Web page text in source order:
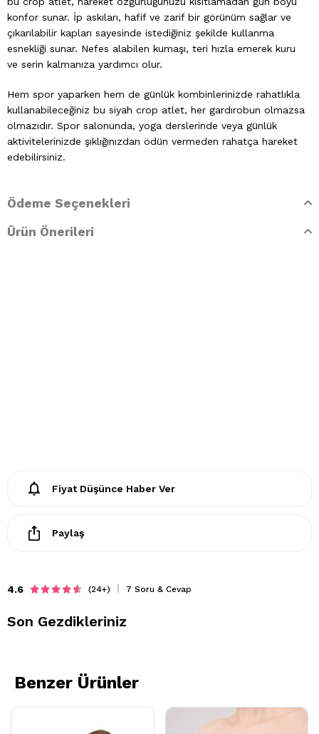
konfor sunar. İp askıları, hafif ve zarif bir görünüm sağlar ve
çıkarılabilir kapları sayesinde istediğiniz şekilde kullanma
esnekliği sunar. Nefes alabilen kumaşı, teri hızla emerek kuru
ve serin kalmanıza yardımcı olur.
Hem spor yaparken hem de günlük kombinlerinizde rahatlıkla
kullanabileceğiniz bu siyah crop atlet, her gardırobun olmazsa
olmazıdır. Spor salonunda, yoga derslerinde veya günlük
aktivitelerinizde şıklığınızdan ödün vermeden rahatça hareket
edebilirsiniz.
Ödeme Seçenekleri
Ürün Önerileri
Fiyat Düşünce Haber Ver
Paylaş
4.6 (24+) 7 Soru & Cevap
Son Gezdikleriniz
Benzer Ürünler